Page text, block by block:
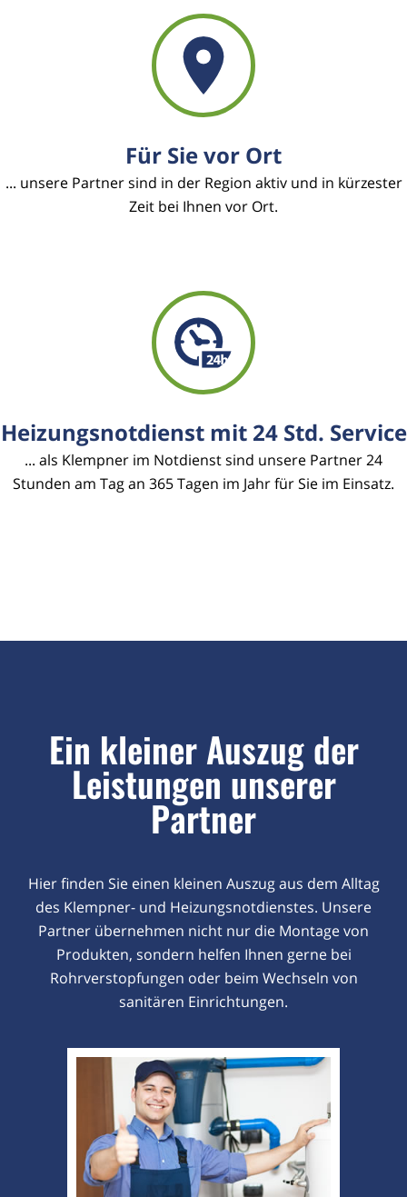
Für Sie vor Ort
... unsere Partner sind in der Region aktiv und in kürzester
Zeit bei Ihnen vor Ort.
Heizungsnotdienst mit 24 Std. Service
... als Klempner im Notdienst sind unsere Partner 24
Stunden am Tag an 365 Tagen im Jahr für Sie im Einsatz.
Ein kleiner Auszug der
Leistungen unserer
Partner
Hier finden Sie einen kleinen Auszug aus dem Alltag
des Klempner- und Heizungsnotdienstes. Unsere
Partner übernehmen nicht nur die Montage von
Produkten, sondern helfen Ihnen gerne bei
Rohrverstopfungen oder beim Wechseln von
sanitären Einrichtungen.